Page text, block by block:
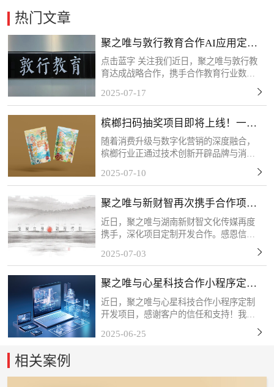
热门文章
聚之唯与敦行教育合作AI应用定制
开发项目
点击蓝字 关注我们近日，聚之唯与敦行教
育达成战略合作，携手合作教育行业数字
目。此次应用系统的开发主要为敦行教育
撑。感谢客户的信任和...
2025-07-17
槟榔扫码抽奖项目即将上线！一物
一码，精准触达！
随着消费升级与数字化营销的深度融合，
槟榔行业正通过技术创新开辟品牌与消费
目将于近期上线，该活动以“一物一码”技
码，消费者扫码后可...
2025-07-10
聚之唯与新财智再次携手合作项目
定制开发
近日，聚之唯与湖南新财智文化传媒再度
携手，深化项目定制开发合作。感恩信任
筑长期共赢！关于新财智湖南新财智文化
服务企业。自成立以来...
2025-07-03
聚之唯与心星科技合作小程序定制
开发项目
近日，聚之唯与心星科技合作小程序定制
开发项目，感谢客户的信任和支持！我们
价值」的理念，深度挖掘客户需求，打磨
2025-06-25
相关案例